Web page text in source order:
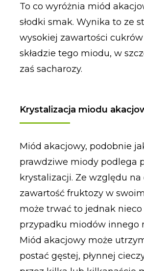
To co wyróżnia miód
słodki smak. Wynika to ze
wysokiej zawartości
składzie tego miodu, w
zaś sacharozy.
Krystalizacja miodu
Miód akacjowy, podobnie
prawdziwe miody podlega
krystalizacji. Ze względu na
zawartość fruktozy w
może trwać to jednak nieco
przypadku miodów innego
Miód akacjowy może
postać gęstej, płynnej